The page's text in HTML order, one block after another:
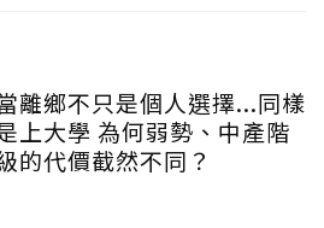
離鄉不只是個人選擇...同樣
上大學 為何弱勢、中產階
的代價截然不同？